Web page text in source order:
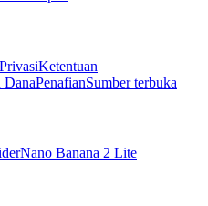
Ketentuan
DanaPenafianSumber terbuka
Nano Banana 2 Lite